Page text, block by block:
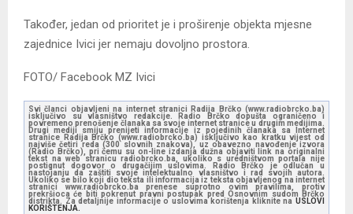
Također, jedan od prioritet je i proširenje objekta mjesne
zajednice Ivici jer nemaju dovoljno prostora.
FOTO/ Facebook MZ Ivici
Svi članci objavljeni na internet stranici Radija Brčko (www.radiobrcko.ba)
isključivo su vlasništvo redakcije. Radio Brčko dopušta ograničeno i
povremeno prenošenje članaka sa svoje internet stranice u drugim medijima.
Drugi mediji smiju prenijeti informacije iz pojedinih članaka sa Internet
stranice Radija Brčko (www.radiobrcko.ba) isključivo kao kratku vijest od
najviše četiri reda (300 slovnih znakova), uz obavezno navođenje izvora
(Radio Brčko), pri čemu su on-line izdanja dužna objaviti link na originalni
tekst na web stranicu radiobrcko.ba, ukoliko s uredništvom portala nije
postignut dogovor o drugačijim uslovima. Radio Brčko je odlučan u
nastojanju da zaštiti svoje intelektualno vlasništvo i rad svojih autora.
Ukoliko se bilo koji dio teksta ili informacija iz teksta objavljenog na internet
stranici www.radiobrcko.ba prenese suprotno ovim pravilima, protiv
prekršioca će biti pokrenut pravni postupak pred Osnovnim sudom Brčko
distrikta. Za detaljnije informacije o uslovima korištenja kliknite na USLOVI
KORIŠTENJA.